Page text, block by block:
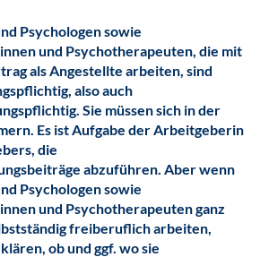
Psychologen sowie
und Psychotherapeuten, die mit
als Angestellte arbeiten, sind
also auch
Sie müssen sich in der
Es ist Aufgabe der Arbeitgeberin
die
abzuführen. Aber wenn
Psychologen sowie
und Psychotherapeuten ganz
freiberuflich arbeiten,
ob und ggf. wo sie